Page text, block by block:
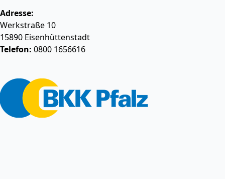
Adresse:
Werkstraße 10
15890 Eisenhüttenstadt
Telefon: 0800 1656616